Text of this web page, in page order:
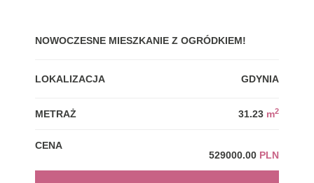
NOWOCZESNE MIESZKANIE Z OGRÓDKIEM!
LOKALIZACJA GDYNIA
METRAŻ 31.23 m2
CENA
529000.00 PLN